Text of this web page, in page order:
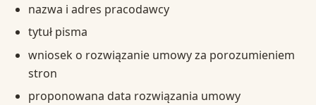
nazwa i adres pracodawcy
tytuł pisma
wniosek o rozwiązanie umowy za porozumieniem
stron
proponowana data rozwiązania umowy